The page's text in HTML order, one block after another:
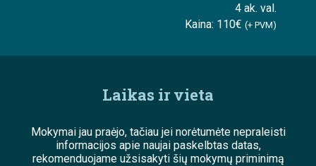
4 ak. val.
Kaina: 110€ (+ PVM)
Laikas ir vieta
Mokymai jau praėjo, tačiau jei norėtumėte nepraleisti
informacijos apie naujai paskelbtas datas,
rekomenduojame užsisakyti šių mokymų priminimą